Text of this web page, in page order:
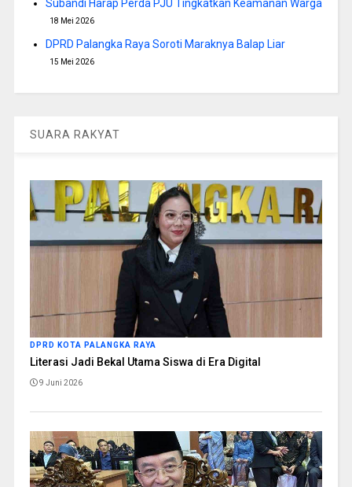
Subandi Harap Perda PJU Tingkatkan Keamanan Warga
18 Mei 2026
DPRD Palangka Raya Soroti Maraknya Balap Liar
15 Mei 2026
SUARA RAKYAT
DPRD KOTA PALANGKA RAYA
Literasi Jadi Bekal Utama Siswa di Era Digital
9 Juni 2026